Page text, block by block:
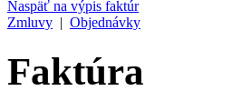
Naspäť na výpis faktúr
Zmluvy | Objednávky
Faktúra